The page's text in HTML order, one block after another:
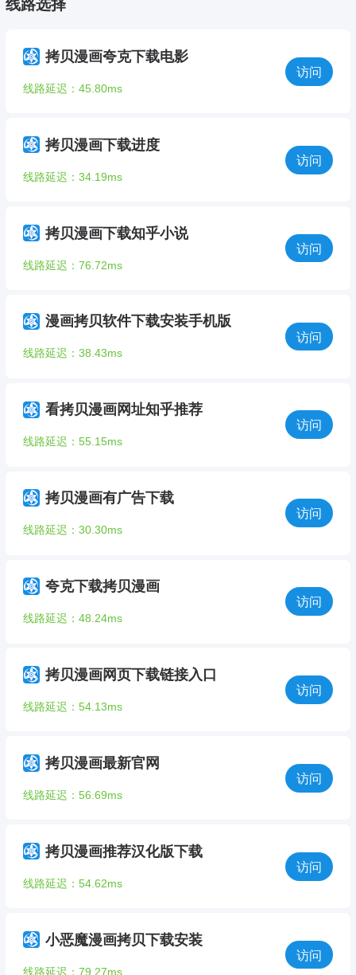
线路选择
拷贝漫画夸克下载电影
线路延迟：45.80ms
访问
拷贝漫画下载进度
线路延迟：34.19ms
访问
拷贝漫画下载知乎小说
线路延迟：76.72ms
访问
漫画拷贝软件下载安装手机版
线路延迟：38.43ms
访问
看拷贝漫画网址知乎推荐
线路延迟：55.15ms
访问
拷贝漫画有广告下载
线路延迟：30.30ms
访问
夸克下载拷贝漫画
线路延迟：48.24ms
访问
拷贝漫画网页下载链接入口
线路延迟：54.13ms
访问
拷贝漫画最新官网
线路延迟：56.69ms
访问
拷贝漫画推荐汉化版下载
线路延迟：54.62ms
访问
小恶魔漫画拷贝下载安装
线路延迟：79.27ms
访问